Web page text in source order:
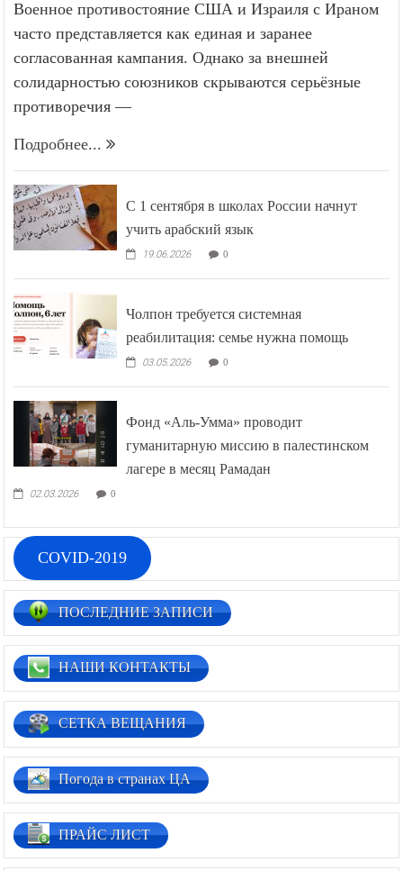
Военное противостояние США и Израиля с Ираном
часто представляется как единая и заранее
согласованная кампания. Однако за внешней
солидарностью союзников скрываются серьёзные
противоречия —
Подробнее...
С 1 сентября в школах России начнут
учить арабский язык
19.06.2026 0
Чолпон требуется системная
реабилитация: семье нужна помощь
03.05.2026 0
Фонд «Аль-Умма» проводит
гуманитарную миссию в палестинском
лагере в месяц Рамадан
02.03.2026 0
COVID-2019
ПОСЛЕДНИЕ ЗАПИСИ
НАШИ КОНТАКТЫ
СЕТКА ВЕЩАНИЯ
Погода в странах ЦА
ПРАЙС ЛИСТ